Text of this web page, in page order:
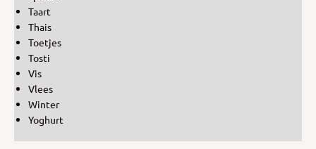
Taart
Thais
Toetjes
Tosti
Vis
Vlees
Winter
Yoghurt